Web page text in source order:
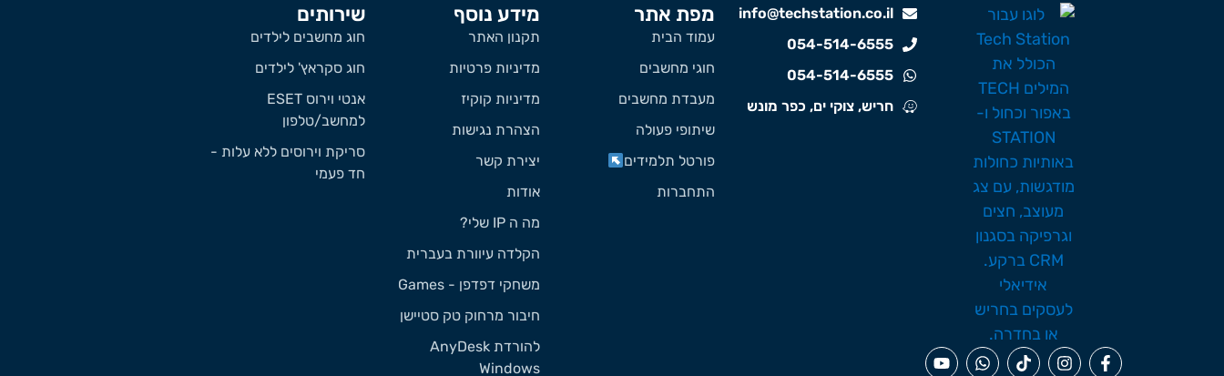
info@techstation.co.il
054-514-6555
054-514-6555
חריש, צוקי ים, כפר מונש
מפת אתר
עמוד הבית
חוגי מחשבים
מעבדת מחשבים
שיתופי פעולה
פורטל תלמידים
התחברות
מידע נוסף
תקנון האתר
מדיניות פרטיות
מדיניות קוקיז
הצהרת נגישות
יצירת קשר
אודות
מה ה IP שלי?
הקלדה עיוורת בעברית
משחקי דפדפן - Games
חיבור מרחוק טק סטיישן
להורדת AnyDesk
Windows
שירותים
חוג מחשבים לילדים
חוג סקראץ' לילדים
אנטי וירוס ESET
למחשב/טלפון
סריקת וירוסים ללא עלות -
חד פעמי